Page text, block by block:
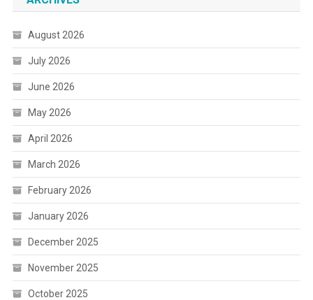
August 2026
July 2026
June 2026
May 2026
April 2026
March 2026
February 2026
January 2026
December 2025
November 2025
October 2025